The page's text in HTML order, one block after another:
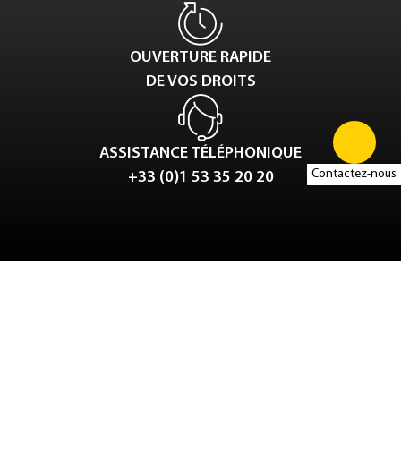
Contactez-nous
OUVERTURE RAPIDE
DE VOS DROITS
ASSISTANCE TÉLÉPHONIQUE
+33 (0)1 53 35 20 20